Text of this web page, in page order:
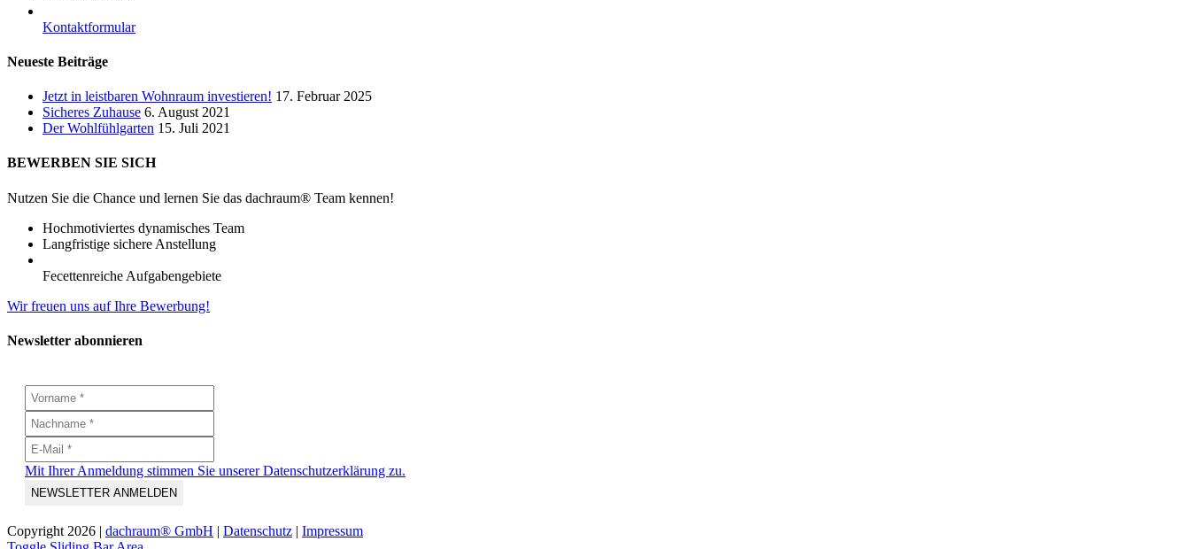
Kontaktformular
Neueste Beiträge
Jetzt in leistbaren Wohnraum investieren! 17. Februar 2025
Sicheres Zuhause 6. August 2021
Der Wohlfühlgarten 15. Juli 2021
BEWERBEN SIE SICH
Nutzen Sie die Chance und lernen Sie das dachraum® Team kennen!
Hochmotiviertes dynamisches Team
Langfristige sichere Anstellung
Fecettenreiche Aufgabengebiete
Wir freuen uns auf Ihre Bewerbung!
Newsletter abonnieren
Mit Ihrer Anmeldung stimmen Sie unserer Datenschutzerklärung zu.
Copyright 2026 | dachraum® GmbH | Datenschutz | Impressum